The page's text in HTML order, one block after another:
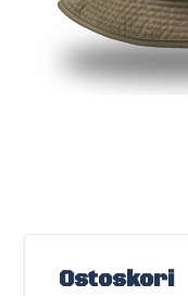
Ostoskori